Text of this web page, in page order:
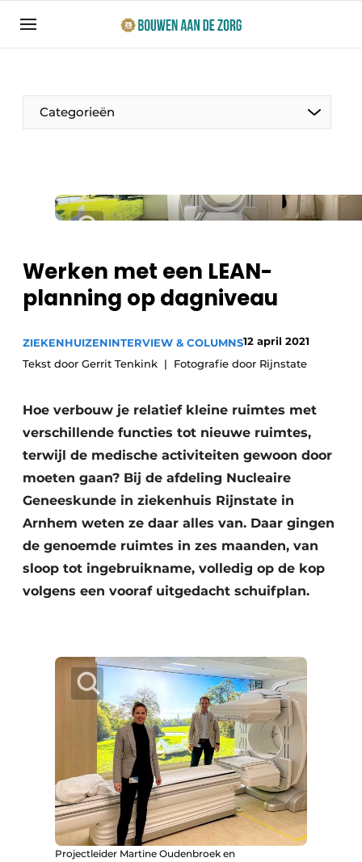
Aanmelden
Bedrijven
Bouwen aan de Zorg | Vakblad over bouw en
Direct contact
Jaarboek
Jubileumboek
Meest gelezen
Nieuwsbrief
Podcasts
Vacature aanmelden
Vacatures
Video’s
Categorieën
Productinformatie
Ziekenhuizen
Woonzorg & Verpleeghuizen
Laboratoria
Werken met een LEAN-
planning op dagniveau
ZIEKENHUIZENINTERVIEW & COLUMNS12 april 2021
Tekst door Gerrit Tenkink
Fotografie door Rijnstate
Hoe verbouw je relatief kleine ruimtes met
verschillende functies tot nieuwe ruimtes,
terwijl de medische activiteiten gewoon door
moeten gaan? Bij de afdeling Nucleaire
Geneeskunde in ziekenhuis Rijnstate in
Arnhem weten ze daar alles van. Daar gingen
de genoemde ruimtes in zes maanden, van
sloop tot ingebruikname, volledig op de kop
volgens een vooraf uitgedacht schuifplan.
Projectleider Martine Oudenbroek en